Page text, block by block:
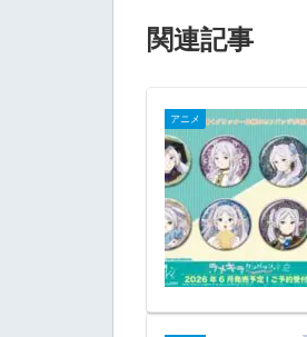
関連記事
アニメ